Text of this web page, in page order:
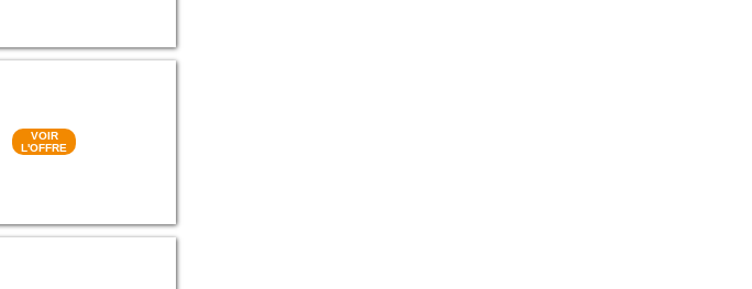
VOIR
L'OFFRE